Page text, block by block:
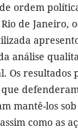
ordem
de Janeiro,
análise
Os resultados
defenderam
mantê-los
como as